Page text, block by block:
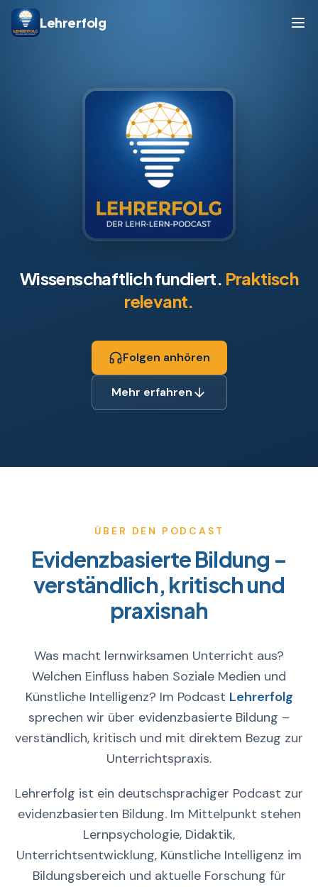
Lehrerfolg
Lehrerfolg – Der Lehr-Lern-
Wissenschaftlich fundiert. Praktisch
relevant.
Folgen anhören
Mehr erfahren
ÜBER DEN PODCAST
Evidenzbasierte Bildung –
verständlich, kritisch und
praxisnah
Was macht lernwirksamen Unterricht aus?
Welchen Einfluss haben Soziale Medien und
Künstliche Intelligenz? Im Podcast Lehrerfolg
sprechen wir über evidenzbasierte Bildung –
verständlich, kritisch und mit direktem Bezug zur
Unterrichtspraxis.
Lehrerfolg ist ein deutschsprachiger Podcast zur
evidenzbasierten Bildung. Im Mittelpunkt stehen
Lernpsychologie, Didaktik,
Unterrichtsentwicklung, Künstliche Intelligenz im
Bildungsbereich und aktuelle Forschung für